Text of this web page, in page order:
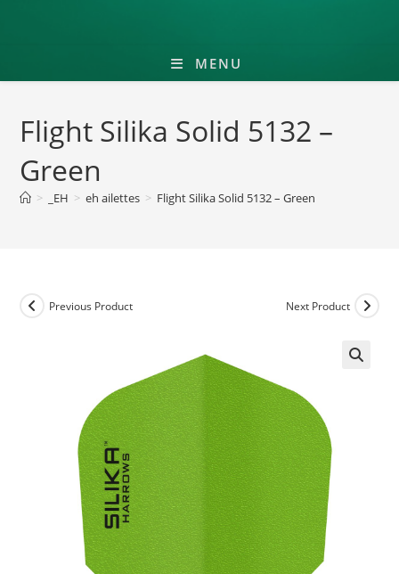
MENU
Flight Silika Solid 5132 –
Green
> _EH > eh ailettes > Flight Silika Solid 5132 – Green
Previous Product Next Product